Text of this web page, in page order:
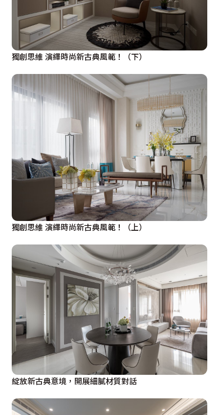
獨創思維 演繹時尚新古典風範！（下）
獨創思維 演繹時尚新古典風範！（上）
綻放新古典意境，開展細膩材質對話